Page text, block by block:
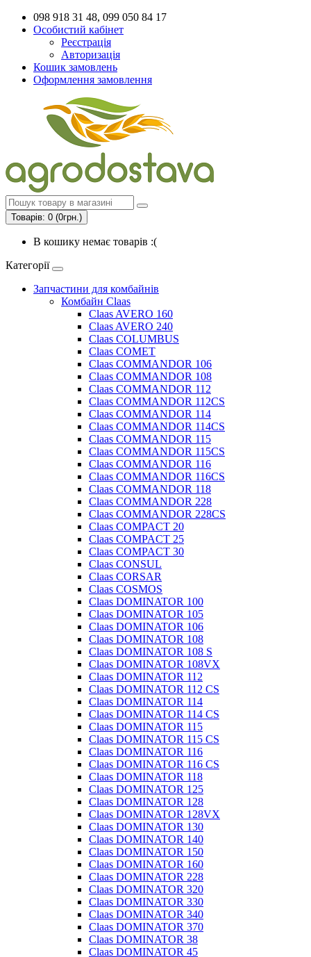
098 918 31 48, 099 050 84 17
Особистий кабінет
Реєстрація
Авторизація
Кошик замовлень
Оформлення замовлення
Товарів: 0 (0грн.)
В кошику немає товарів :(
Категорії
Запчастини для комбайнів
Комбайн Claas
Claas AVERO 160
Claas AVERO 240
Claas COLUMBUS
Claas COMET
Claas COMMANDOR 106
Claas COMMANDOR 108
Claas COMMANDOR 112
Claas COMMANDOR 112CS
Claas COMMANDOR 114
Claas COMMANDOR 114CS
Claas COMMANDOR 115
Claas COMMANDOR 115CS
Claas COMMANDOR 116
Claas COMMANDOR 116CS
Claas COMMANDOR 118
Claas COMMANDOR 228
Claas COMMANDOR 228CS
Claas COMPACT 20
Claas COMPACT 25
Claas COMPACT 30
Claas CONSUL
Claas CORSAR
Claas COSMOS
Claas DOMINATOR 100
Claas DOMINATOR 105
Claas DOMINATOR 106
Claas DOMINATOR 108
Claas DOMINATOR 108 S
Claas DOMINATOR 108VX
Claas DOMINATOR 112
Claas DOMINATOR 112 CS
Claas DOMINATOR 114
Claas DOMINATOR 114 CS
Claas DOMINATOR 115
Claas DOMINATOR 115 CS
Claas DOMINATOR 116
Claas DOMINATOR 116 CS
Claas DOMINATOR 118
Claas DOMINATOR 125
Claas DOMINATOR 128
Claas DOMINATOR 128VX
Claas DOMINATOR 130
Claas DOMINATOR 140
Claas DOMINATOR 150
Claas DOMINATOR 160
Claas DOMINATOR 228
Claas DOMINATOR 320
Claas DOMINATOR 330
Claas DOMINATOR 340
Claas DOMINATOR 370
Claas DOMINATOR 38
Claas DOMINATOR 45